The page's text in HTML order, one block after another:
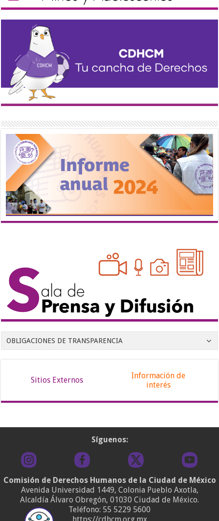
OBLIGACIONES DE TRANSPARENCIA
Sitios Externos
Información de
interés
Síguenos:
Comisión de Derechos Humanos de la Ciudad de México
Avenida Universidad 1449, Colonia Pueblo Axotla,
Alcaldía Álvaro Obregón, 01030 Ciudad de México.
Teléfono: 55 5229 5600
https://cdhcm.org.mx